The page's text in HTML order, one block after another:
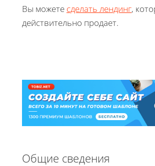
Вы можете сделать лендинг,
действительно продает.
Общие сведения